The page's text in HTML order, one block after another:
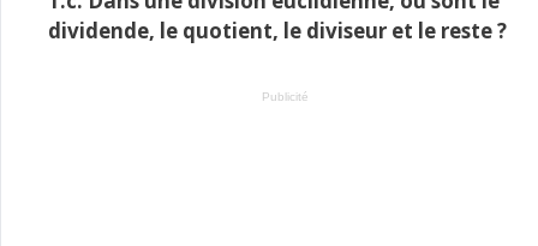
dividende, le quotient, le diviseur et le reste ?
Publicité